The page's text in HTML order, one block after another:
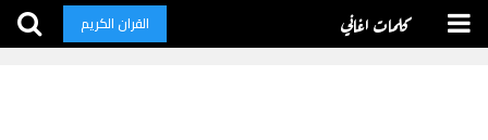
كلمات اغاني القران الكريم